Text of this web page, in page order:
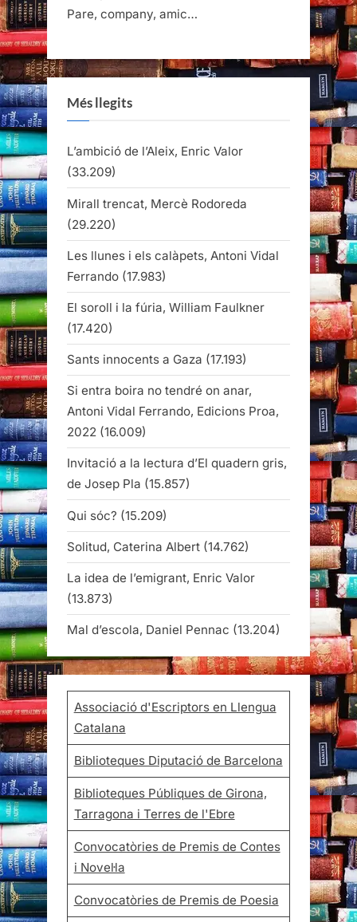
Pare, company, amic…
Més llegits
L’ambició de l’Aleix, Enric Valor
(33.209)
Mirall trencat, Mercè Rodoreda
(29.220)
Les llunes i els calàpets, Antoni Vidal
Ferrando (17.983)
El soroll i la fúria, William Faulkner
(17.420)
Sants innocents a Gaza (17.193)
Si entra boira no tendré on anar,
Antoni Vidal Ferrando, Edicions Proa,
2022 (16.009)
Invitació a la lectura d’El quadern gris,
de Josep Pla (15.857)
Qui sóc? (15.209)
Solitud, Caterina Albert (14.762)
La idea de l’emigrant, Enric Valor
(13.873)
Mal d’escola, Daniel Pennac (13.204)
Associació d'Escriptors en Llengua
Catalana
Biblioteques Diputació de Barcelona
Biblioteques Públiques de Girona,
Tarragona i Terres de l'Ebre
Convocatòries de Premis de Contes
i Novel·la
Convocatòries de Premis de Poesia